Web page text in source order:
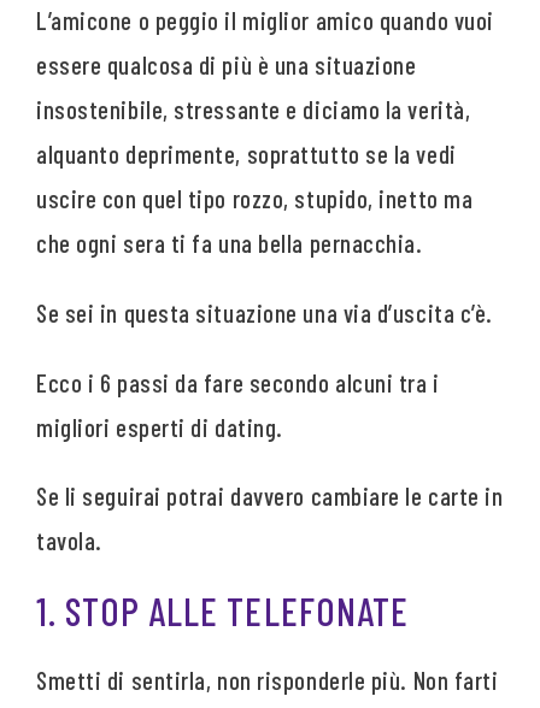
L’amicone o peggio il miglior amico quando vuoi
essere qualcosa di più è una situazione
insostenibile, stressante e diciamo la verità,
alquanto deprimente, soprattutto se la vedi
uscire con quel tipo rozzo, stupido, inetto ma
che ogni sera ti fa una bella pernacchia.
Se sei in questa situazione una via d’uscita c’è.
Ecco i 6 passi da fare secondo alcuni tra i
migliori esperti di dating.
Se li seguirai potrai davvero cambiare le carte in
tavola.
1. STOP ALLE TELEFONATE
Smetti di sentirla, non risponderle più. Non farti